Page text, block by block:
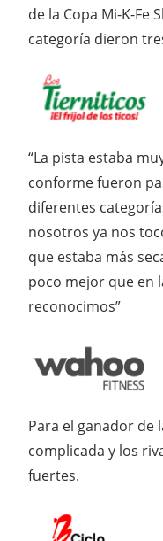
de la Copa Mi-K-Fe
categoría dieron
“La pista estaba
conforme fueron
diferentes
nosotros ya nos
que estaba más
poco mejor que en
reconocimos”
Para el ganador de
complicada y los
fuertes.